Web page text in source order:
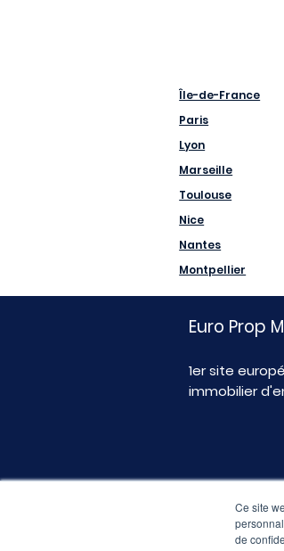
Ce site
de
Île-de-France
Paris
Lyon
Marseille
Toulouse
Nice
Nantes
Montpellier
Euro Prop
1er site
immobilier